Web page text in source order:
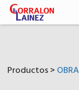
Productos >